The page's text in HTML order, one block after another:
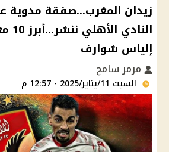
زيدان المغرب...صفقة مدوية
إلياس شوارف
مرمر سامح
السبت 11/يناير/2025 - 12:57 م